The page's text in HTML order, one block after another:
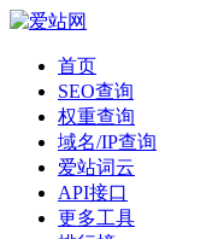
首页
SEO查询
权重查询
域名/IP查询
爱站词云
API接口
更多工具